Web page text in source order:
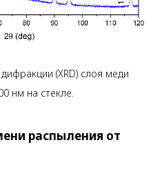
(XRD) слоя меди
нм на стекле.
распыления от